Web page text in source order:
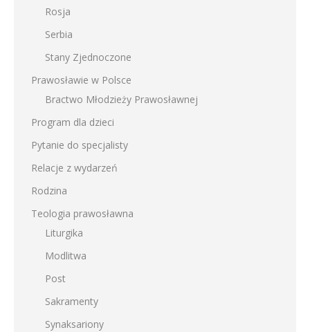
Rosja
Serbia
Stany Zjednoczone
Prawosławie w Polsce
Bractwo Młodzieży Prawosławnej
Program dla dzieci
Pytanie do specjalisty
Relacje z wydarzeń
Rodzina
Teologia prawosławna
Liturgika
Modlitwa
Post
Sakramenty
Synaksariony